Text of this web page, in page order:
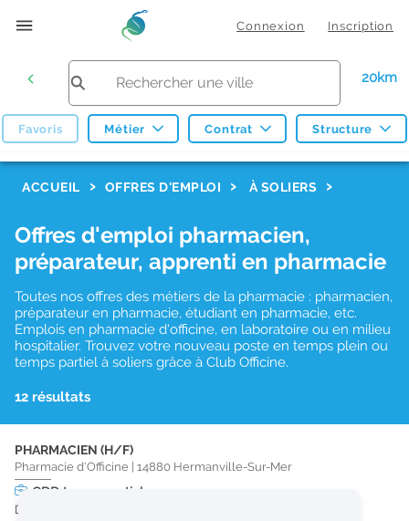
Connexion Inscription
20km
Favoris Métier Contrat Structure
ACCUEIL OFFRES D'EMPLOI À SOLIERS
Offres d'emploi pharmacien,
préparateur, apprenti en pharmacie
Toutes nos offres des métiers de la pharmacie : pharmacien,
préparateur en pharmacie, étudiant en pharmacie, etc.
Emplois en pharmacie d'officine, en laboratoire ou en milieu
hospitalier. Trouvez votre nouveau poste en temps plein ou
temps partiel à soliers grâce à Club Officine.
12 résultats
PHARMACIEN (H/F)
Pharmacie d'Officine 14880 Hermanville-Sur-Mer
CDD temps partiel
Du 31/08/26 au 30/03/27